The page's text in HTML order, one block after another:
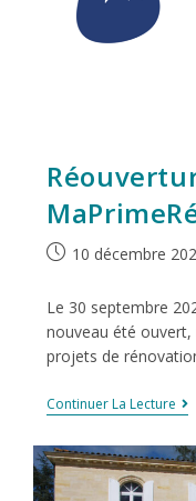
10 décembre
Le 30 septembre
nouveau été
projets de
Continuer La Lecture